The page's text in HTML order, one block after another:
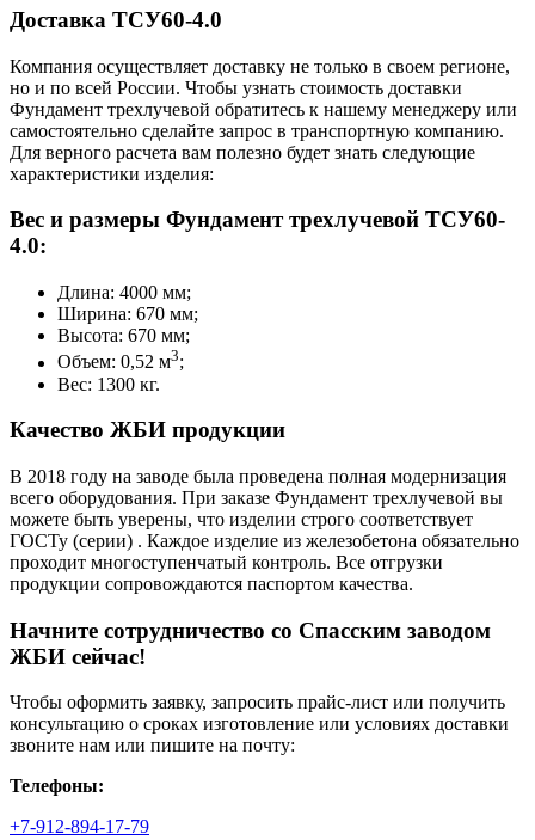
Доставка ТСУ60-4.0
Компания осуществляет доставку не только в своем регионе,
но и по всей России. Чтобы узнать стоимость доставки
Фундамент трехлучевой обратитесь к нашему менеджеру или
самостоятельно сделайте запрос в транспортную компанию.
Для верного расчета вам полезно будет знать следующие
характеристики изделия:
Вес и размеры Фундамент трехлучевой ТСУ60-
4.0:
Длина: 4000 мм;
Ширина: 670 мм;
Высота: 670 мм;
Объем: 0,52 м3;
Вес: 1300 кг.
Качество ЖБИ продукции
В 2018 году на заводе была проведена полная модернизация
всего оборудования. При заказе Фундамент трехлучевой вы
можете быть уверены, что изделии строго соответствует
ГОСТу (серии) . Каждое изделие из железобетона обязательно
проходит многоступенчатый контроль. Все отгрузки
продукции сопровождаются паспортом качества.
Начните сотрудничество со Cпасским заводом
ЖБИ сейчас!
Чтобы оформить заявку, запросить прайс-лист или получить
консультацию о сроках изготовление или условиях доставки
звоните нам или пишите на почту:
Телефоны:
+7-912-894-17-79